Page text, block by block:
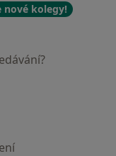
nové kolegy!